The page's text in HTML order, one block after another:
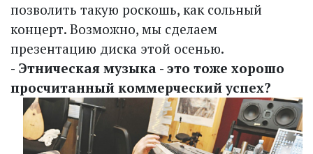
позволить такую роскошь, как сольный
концерт. Возможно, мы сделаем
презентацию диска этой осенью.
- Этническая музыка - это тоже хорошо
просчитанный коммерческий успех?